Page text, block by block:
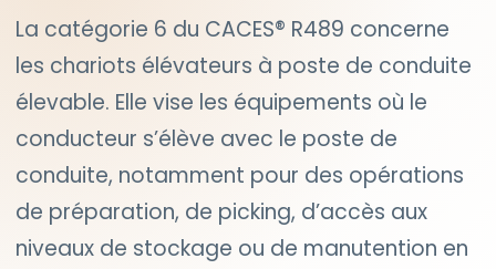
La catégorie 6 du CACES® R489 concerne
les chariots élévateurs à poste de conduite
élevable. Elle vise les équipements où le
conducteur s’élève avec le poste de
conduite, notamment pour des opérations
de préparation, de picking, d’accès aux
niveaux de stockage ou de manutention en